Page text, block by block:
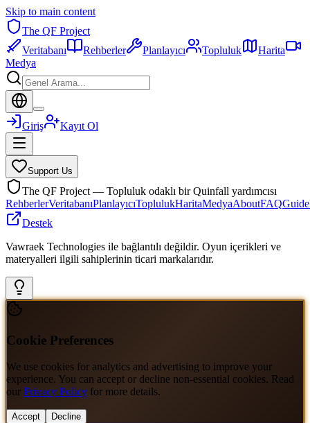
Skip to main content
The QF Project
Veritabanı
Rehberler Planlayıcı Topluluk
Harita
Medya
Giriş Kayıt Ol
Support Us
The QF Project — Topluluk odaklı bir Quinfall yardımcısı
RehberlerVeritabanıPlanlayıcıToplulukHaritaMedyaAboutFAQ
Destek
Vawraek Technologies ile bağlantılı değildir. Oyun içerikleri ve
materyalleri ilgili sahiplerinin ticari markalarıdır.
Cookie Preferences
We use cookies for analytics and advertising to improve your
experience. You can accept or decline non-essential cookies. Read
our Privacy Policy for more details.
Accept Decline